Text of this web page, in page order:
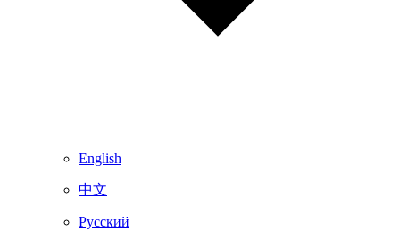
English
中文
Русский